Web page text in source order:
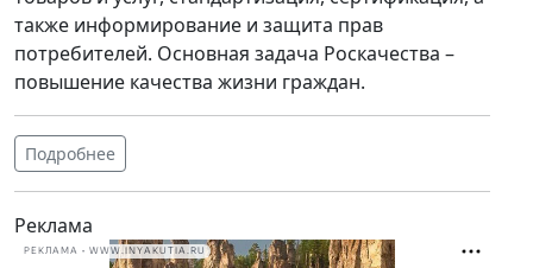
также информирование и защита прав
потребителей. Основная задача Роскачества –
повышение качества жизни граждан.
Подробнее
Реклама
РЕКЛАМА • WWW.INYAKUTIA.RU